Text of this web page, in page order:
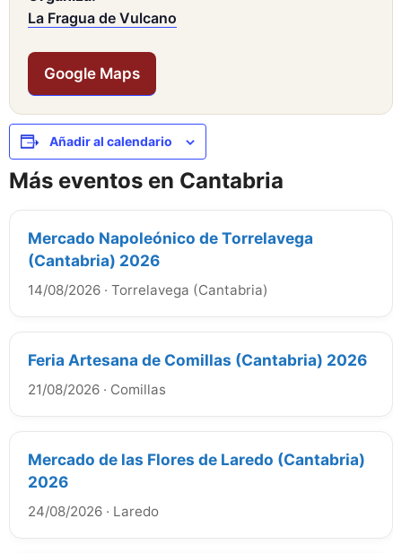
La Fragua de Vulcano
Google Maps
Añadir al calendario
Más eventos en Cantabria
Mercado Napoleónico de Torrelavega
(Cantabria) 2026
14/08/2026 · Torrelavega (Cantabria)
Feria Artesana de Comillas (Cantabria) 2026
21/08/2026 · Comillas
Mercado de las Flores de Laredo (Cantabria)
2026
24/08/2026 · Laredo